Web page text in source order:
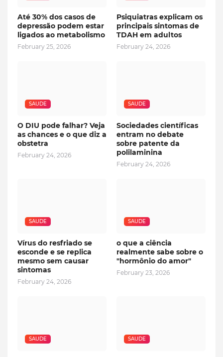
Até 30% dos casos de
depressão podem estar
ligados ao metabolismo
February 25, 2026
Psiquiatras explicam os
principais sintomas de
TDAH em adultos
February 24, 2026
SAUDE
O DIU pode falhar? Veja
as chances e o que diz a
obstetra
February 24, 2026
SAUDE
Sociedades científicas
entram no debate
sobre patente da
polilaminina
February 24, 2026
SAUDE
Vírus do resfriado se
esconde e se replica
mesmo sem causar
sintomas
February 24, 2026
SAUDE
o que a ciência
realmente sabe sobre o
"hormônio do amor"
February 23, 2026
SAUDE SAUDE